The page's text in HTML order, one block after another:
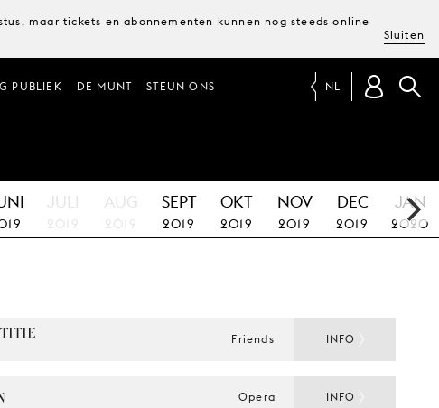
maar tickets en abonnementen kunnen nog steeds online
Sluiten
PUBLIEK DE MUNT STEUN ONS NL
JULI
2019
AUG
2019
SEPT
2019
OKT
2019
NOV
2019
DEC
2019
JAN
2020
Friends INFO
Opera INFO